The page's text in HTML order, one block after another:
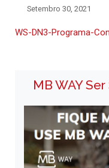
Setembro 30, 2021
WS-DN3-Programa-
MB WAY